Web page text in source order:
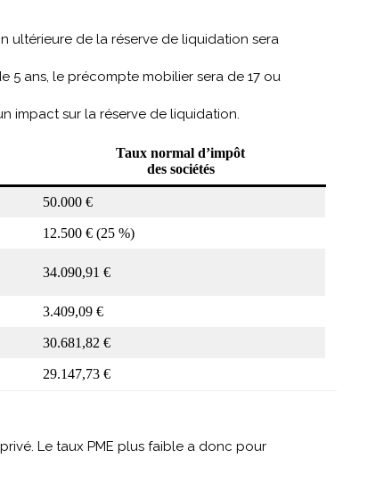
ultérieure de la réserve de liquidation sera
5 ans, le précompte mobilier sera de 17 ou
impact sur la réserve de liquidation.
Taux normal d’impôt
des sociétés
50.000 €
12.500 € (25 %)
34.090,91 €
3.409,09 €
30.681,82 €
29.147,73 €
Le taux PME plus faible a donc pour